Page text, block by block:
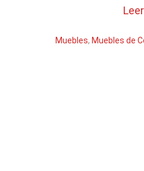
Muebles, Muebles de